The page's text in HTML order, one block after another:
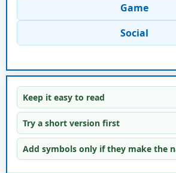
Game
Social
Keep it easy to read
Try a short version first
Add symbols only if they make the